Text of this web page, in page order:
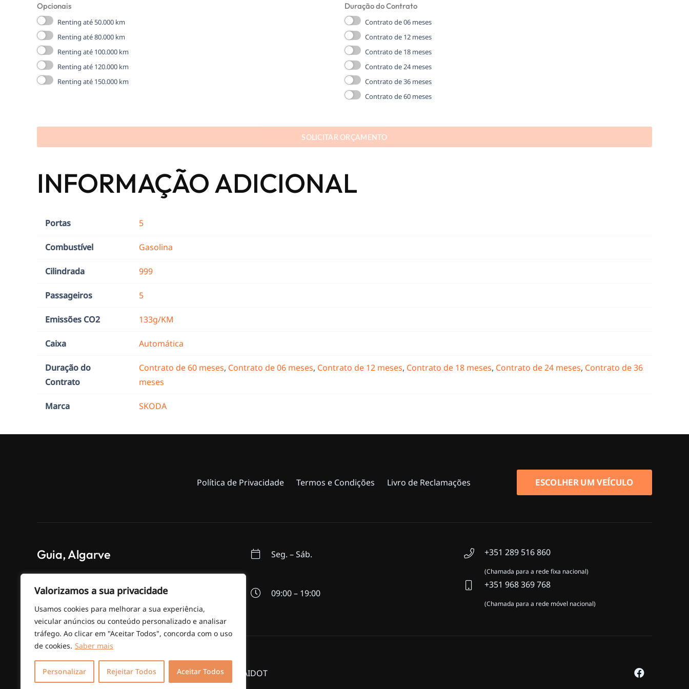
Valorizamos a sua privacidade
Usamos cookies para melhorar a sua experiência,
veicular anúncios ou conteúdo personalizado e analisar
tráfego. Ao clicar em "Aceitar Todos", concorda com o uso
de cookies. Saber mais
Personalizar Rejeitar Todos Aceitar Todos
Opcionais
Renting até 50.000 km
Renting até 80.000 km
Renting até 100.000 km
Renting até 120.000 km
Renting até 150.000 km
Duração do Contrato
Contrato de 06 meses
Contrato de 12 meses
Contrato de 18 meses
Contrato de 24 meses
Contrato de 36 meses
Contrato de 60 meses
SOLICITAR ORÇAMENTO
INFORMAÇÃO ADICIONAL
Portas 5
Combustível Gasolina
Cilindrada 999
Passageiros 5
Emissões CO2 133g/KM
Caixa Automática
Duração do
Contrato
Contrato de 60 meses, Contrato de 06 meses, Contrato de 12 meses, Contrato de 18 meses, Contrato de 24 meses, Contrato de 36
meses
Marca SKODA
Política de Privacidade Termos e Condições Livro de Reclamações ESCOLHER UM VEÍCULO
Guia, Algarve
EN 125 – Poço das Canas km 69
Seg. – Sáb.
09:00 – 19:00
+351 289 516 860
(Chamada para a rede fixa nacional)
+351 968 369 768
(Chamada para a rede móvel nacional)
© MANOBRA MÁXIMA –Desenvolvimento Webpor MAIDOT